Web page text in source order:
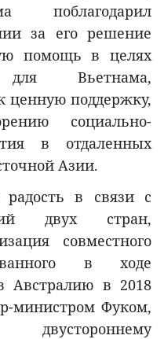
поблагодарил
за его решение
помощь в целях
Вьетнама,
ценную поддержку,
социально-
в отдаленных
Азии.
в связи с
двух стран,
совместного
в ходе
Австралию в 2018
министром Фуком,